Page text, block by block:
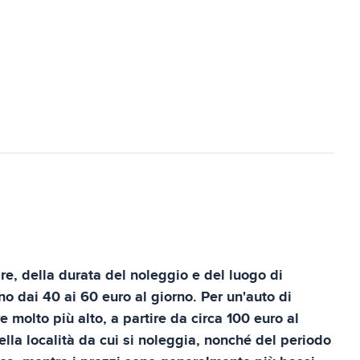
della durata del noleggio e del luogo di
dai 40 ai 60 euro al giorno. Per un'auto di
molto più alto, a partire da circa 100 euro al
località da cui si noleggia, nonché del periodo